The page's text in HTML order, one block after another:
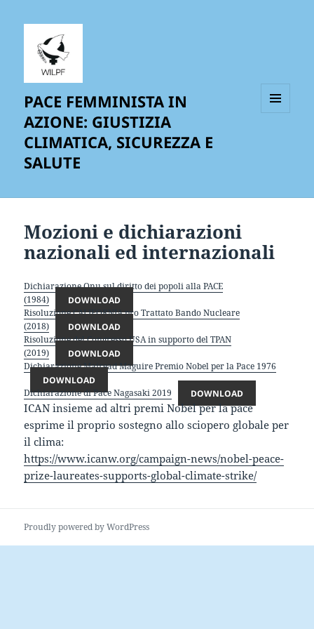
PACE FEMMINISTA IN
AZIONE: GIUSTIZIA
CLIMATICA, SICUREZZA E
SALUTE
Mozioni e dichiarazioni
nazionali ed internazionali
Dichiarazione Onu sul diritto dei popoli alla PACE
(1984)
DOWNLOAD
Risoluzione CALIFORNIA pro Trattato Bando Nucleare
(2018)
DOWNLOAD
Risoluzione del Congresso USA in supporto del TPAN
(2019)
DOWNLOAD
Dichiarazione Mairead Maguire Premio Nobel per la Pace 1976
DOWNLOAD
Dichiarazione di Pace Nagasaki 2019
DOWNLOAD
ICAN insieme ad altri premi Nobel per la pace
esprime il proprio sostegno allo sciopero globale per
il clima:
https://www.icanw.org/campaign-news/nobel-peace-
prize-laureates-supports-global-climate-strike/
Proudly powered by WordPress